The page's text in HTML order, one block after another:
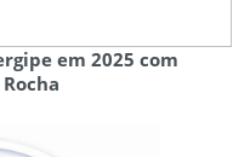
em 2025 com